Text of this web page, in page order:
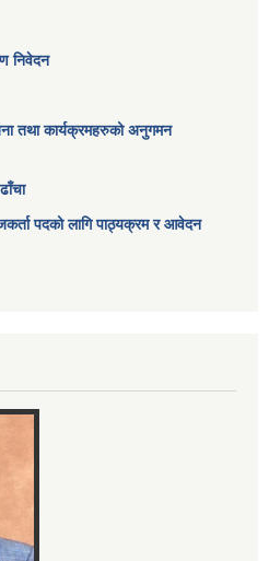
निवेदन
तथा कार्यक्रमहरुको अनुगमन
पदको लागि पाठ्यक्रम र आवेदन